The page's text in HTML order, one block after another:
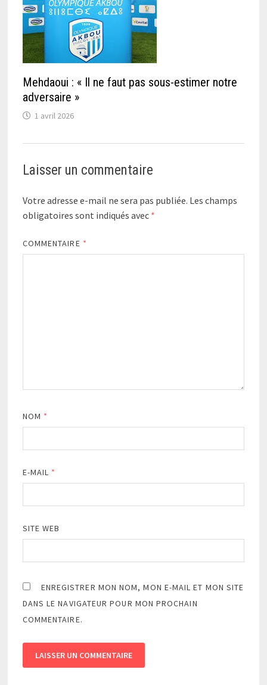
Mehdaoui : « Il ne faut pas sous-estimer notre
adversaire »
1 avril 2026
Laisser un commentaire
Votre adresse e-mail ne sera pas publiée. Les champs
obligatoires sont indiqués avec *
COMMENTAIRE *
NOM *
E-MAIL *
SITE WEB
ENREGISTRER MON NOM, MON E-MAIL ET MON SITE
DANS LE NAVIGATEUR POUR MON PROCHAIN
COMMENTAIRE.